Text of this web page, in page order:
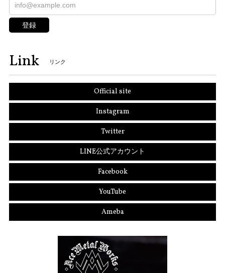
登録
Link リンク
Official site
Instagram
Twitter
LINE公式アカウント
Facebook
YouTube
Ameba